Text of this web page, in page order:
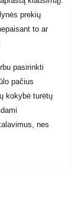
prekių
to ar
pasirinkti
pačius
kokybė turėtų
nes